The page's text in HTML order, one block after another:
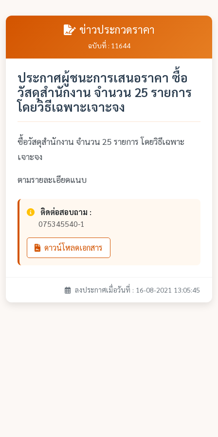
ข่าวประกวดราคา
ฉบับที่ : 11644
ประกาศผู้ชนะการเสนอราคา ซื้อ
วัสดุสำนักงาน จำนวน 25 รายการ
โดยวิธีเฉพาะเจาะจง
ซื้อวัสดุสำนักงาน จำนวน 25 รายการ โดยวิธีเฉพาะ
เจาะจง
ตามรายละเอียดแนบ
ติดต่อสอบถาม :
075345540-1
ดาวน์โหลดเอกสาร
ลงประกาศเมื่อวันที่ : 16-08-2021 13:05:45